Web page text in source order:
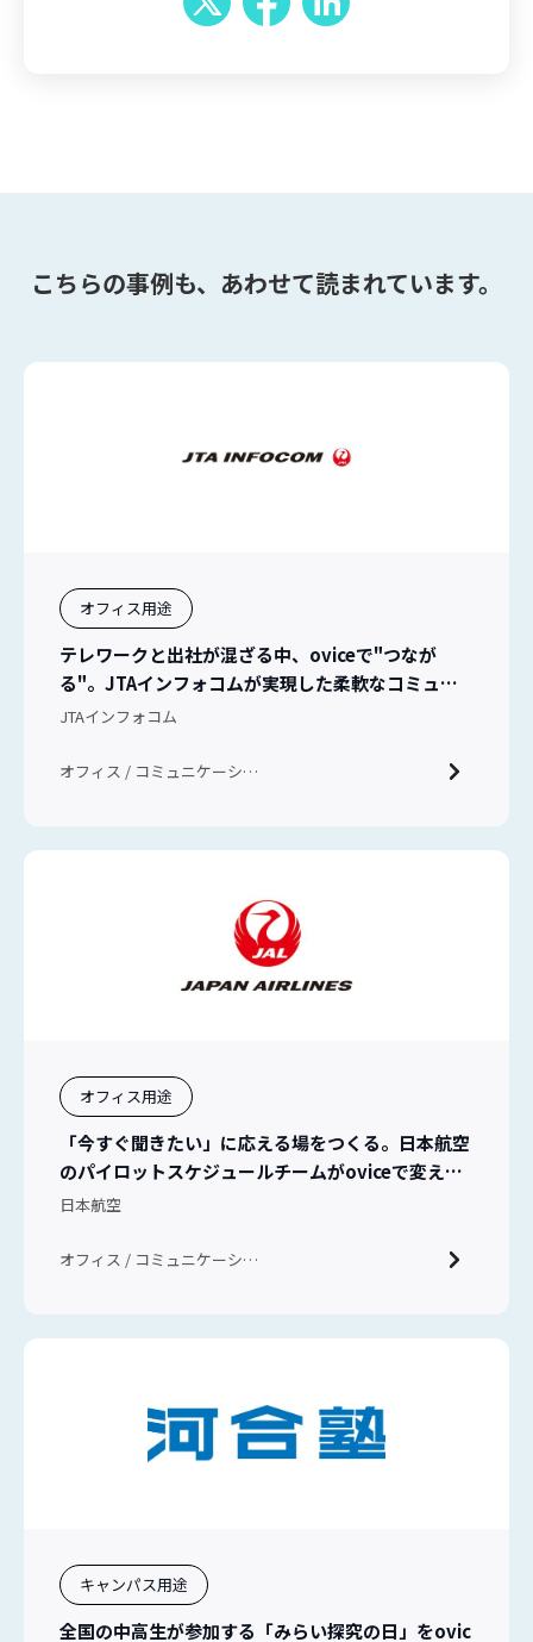
こちらの事例も、あわせて読まれています。
オフィス用途
テレワークと出社が混ざる中、oviceで"つなが
る"。JTAインフォコムが実現した柔軟なコミュニ
ケーション
JTAインフォコム
オフィス / コミュニケーショ
オフィス用途
「今すぐ聞きたい」に応える場をつくる。日本航空
のパイロットスケジュールチームがoviceで変えた
チームコミュニケーション
日本航空
オフィス / コミュニケーショ
キャンパス用途
全国の中高生が参加する「みらい探究の日」をovic